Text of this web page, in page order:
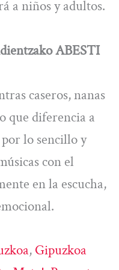
a niños y adultos.
ABESTI
caseros, nanas
que diferencia a
por lo sencillo y
con el
en la escucha,
, Gipuzkoa